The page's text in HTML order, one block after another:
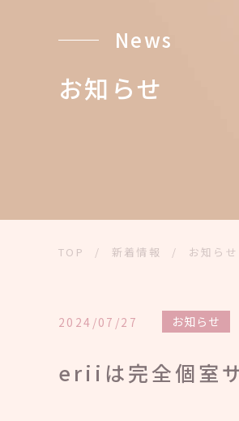
News
お知らせ
TOP / 新着情報 / お知らせ
2024/07/27 お知らせ
eriiは完全個室